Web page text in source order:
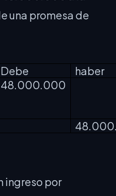
una promesa de
Debe
haber
48.000.000
ingreso por